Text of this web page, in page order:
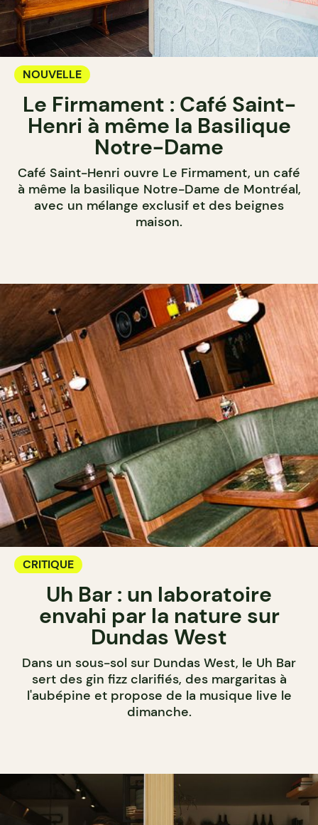
NOUVELLE
Le Firmament : Café Saint-
Henri à même la Basilique
Notre-Dame
Café Saint-Henri ouvre Le Firmament, un café
à même la basilique Notre-Dame de Montréal,
avec un mélange exclusif et des beignes
maison.
CRITIQUE
Uh Bar : un laboratoire
envahi par la nature sur
Dundas West
Dans un sous-sol sur Dundas West, le Uh Bar
sert des gin fizz clarifiés, des margaritas à
l'aubépine et propose de la musique live le
dimanche.